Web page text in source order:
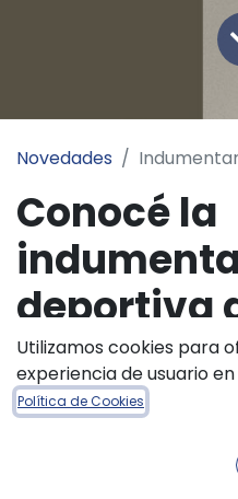
Novedades
Conocé la
deportiva
Dribbling
Los primeros fríos del
sentir y eso significa
momento de abrigar
Utilizamos cookies para
experiencia de usuario
Política de Cookies